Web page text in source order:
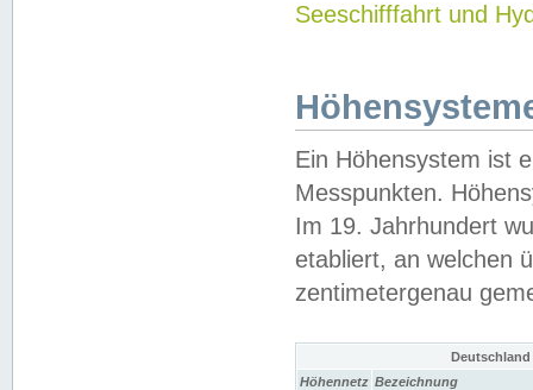
Seeschifffahrt und
Ein Höhensystem ist
Messpunkten.
Im 19. Jahrhundert
etabliert, an welchen
zentimetergenau
Höhennetz Bezeichnung